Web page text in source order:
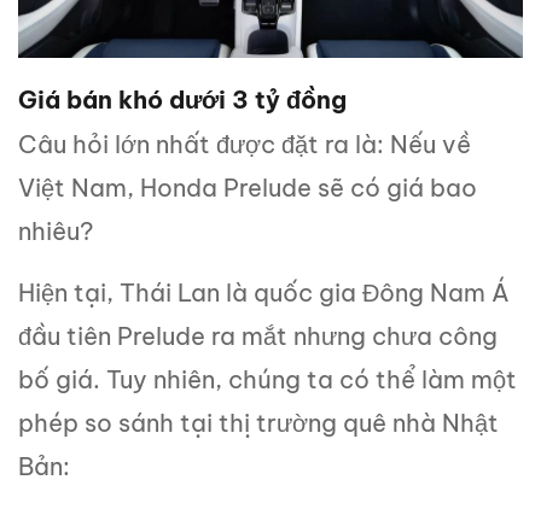
Giá bán khó dưới 3 tỷ đồng
Câu hỏi lớn nhất được đặt ra là: Nếu về
Việt Nam, Honda Prelude sẽ có giá bao
nhiêu?
Hiện tại, Thái Lan là quốc gia Đông Nam Á
đầu tiên Prelude ra mắt nhưng chưa công
bố giá. Tuy nhiên, chúng ta có thể làm một
phép so sánh tại thị trường quê nhà Nhật
Bản: